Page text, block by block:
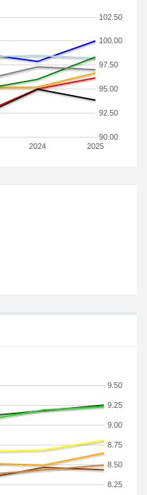
2024 2025
90.00
92.50
95.00
97.50
100.00
102.50
8.25
8.50
8.75
9.00
9.25
9.50